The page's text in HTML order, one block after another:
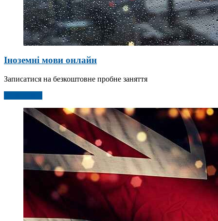
Іноземні мови онлайн
Записатися на безкоштовне пробне заняття